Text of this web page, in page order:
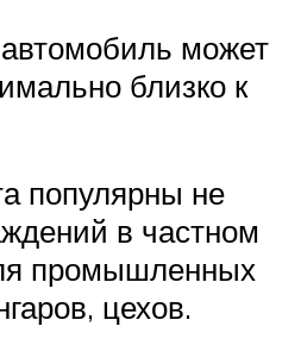
может
близко к
популярны не
в частном
промышленных
цехов.